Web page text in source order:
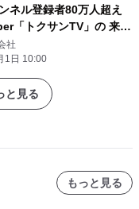
ル登録者80万人超え
「トクサンTV」の 来場
ントを11月23日開催
社
1日 10:00
と見る
もっと見る